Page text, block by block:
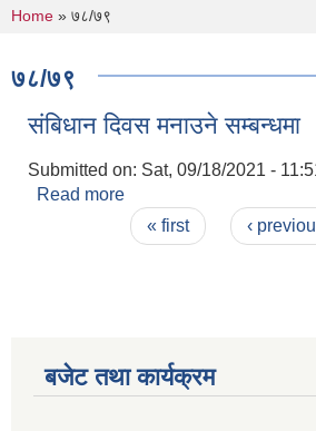
You are here
Home » ७८/७९
७८/७९
संबिधान दिवस मनाउने सम्बन्धमा
Submitted on: Sat, 09/18/2021 -
Read more
« first ‹
बजेट तथा कार्यक्रम